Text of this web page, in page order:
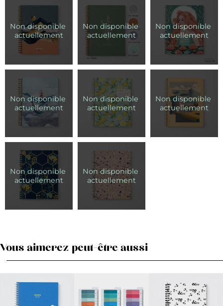
contacterai suite à votre achat. Pour un intérieur
entièrement personnalisé, contactez-moi à
agenda@chloedionne.com pour une soumission.
Vous aimerez peut-être aussi